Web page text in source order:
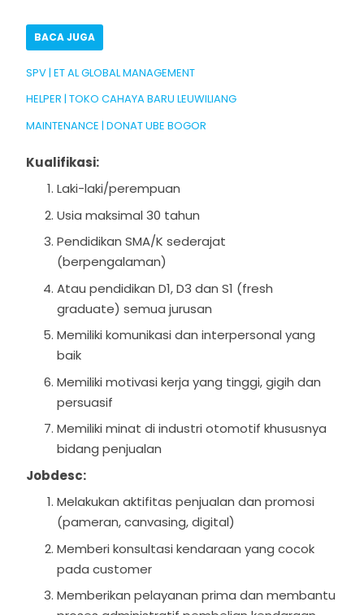
BACA JUGA
SPV | ET AL GLOBAL MANAGEMENT
HELPER | TOKO CAHAYA BARU LEUWILIANG
MAINTENANCE | DONAT UBE BOGOR
Kualifikasi:
Laki-laki/perempuan
Usia maksimal 30 tahun
Pendidikan SMA/K sederajat
(berpengalaman)
Atau pendidikan D1, D3 dan S1 (fresh
graduate) semua jurusan
Memiliki komunikasi dan interpersonal yang
baik
Memiliki motivasi kerja yang tinggi, gigih dan
persuasif
Memiliki minat di industri otomotif khususnya
bidang penjualan
Jobdesc:
Melakukan aktifitas penjualan dan promosi
(pameran, canvasing, digital)
Memberi konsultasi kendaraan yang cocok
pada customer
Memberikan pelayanan prima dan membantu